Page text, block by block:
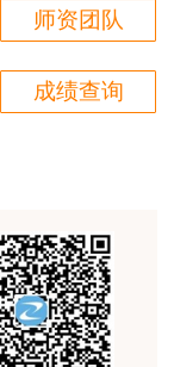
题卷压中的知
将近70%的小
给力，值得推
师资团队
成绩查询